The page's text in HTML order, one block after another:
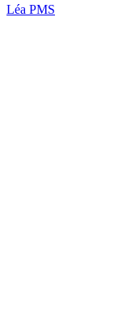
Léa PMS